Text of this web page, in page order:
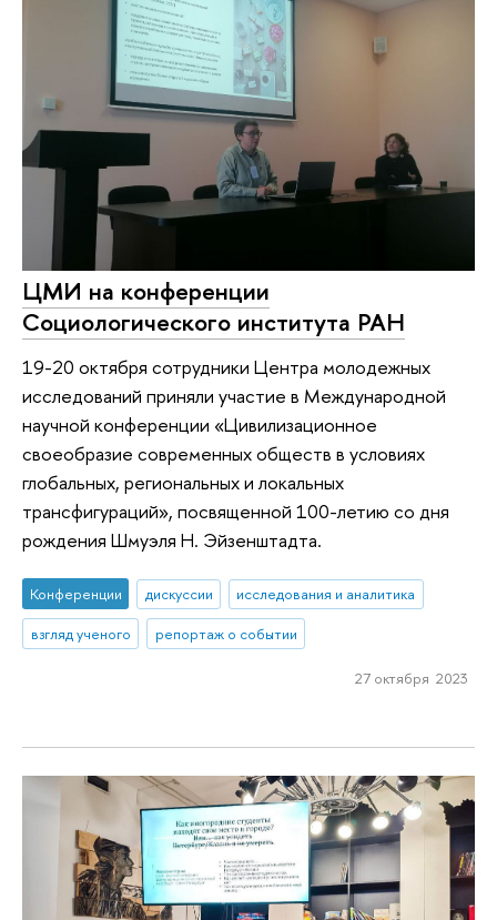
ЦМИ на конференции
Социологического института РАН
19-20 октября сотрудники Центра молодежных
исследований приняли участие в Международной
научной конференции «Цивилизационное
своеобразие современных обществ в условиях
глобальных, региональных и локальных
трансфигураций», посвященной 100-летию со дня
рождения Шмуэля Н. Эйзенштадта.
Конференции дискуссии
исследования и аналитика
взгляд ученого
репортаж о событии
27 октября 2023